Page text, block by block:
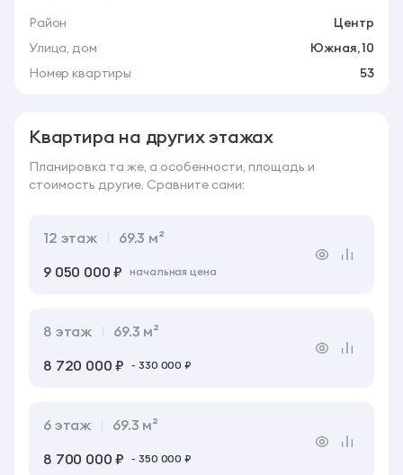
Район
Центр
Улица, дом
Южная, 10
Номер квартиры
53
Квартира на других этажах
Планировка та же, а особенности, площадь и
стоимость другие. Сравните сами:
12 этаж
69.3 м²
9 050 000 ₽
начальная цена
8 этаж
69.3 м²
8 720 000 ₽
- 330 000 ₽
6 этаж
69.3 м²
8 700 000 ₽
- 350 000 ₽